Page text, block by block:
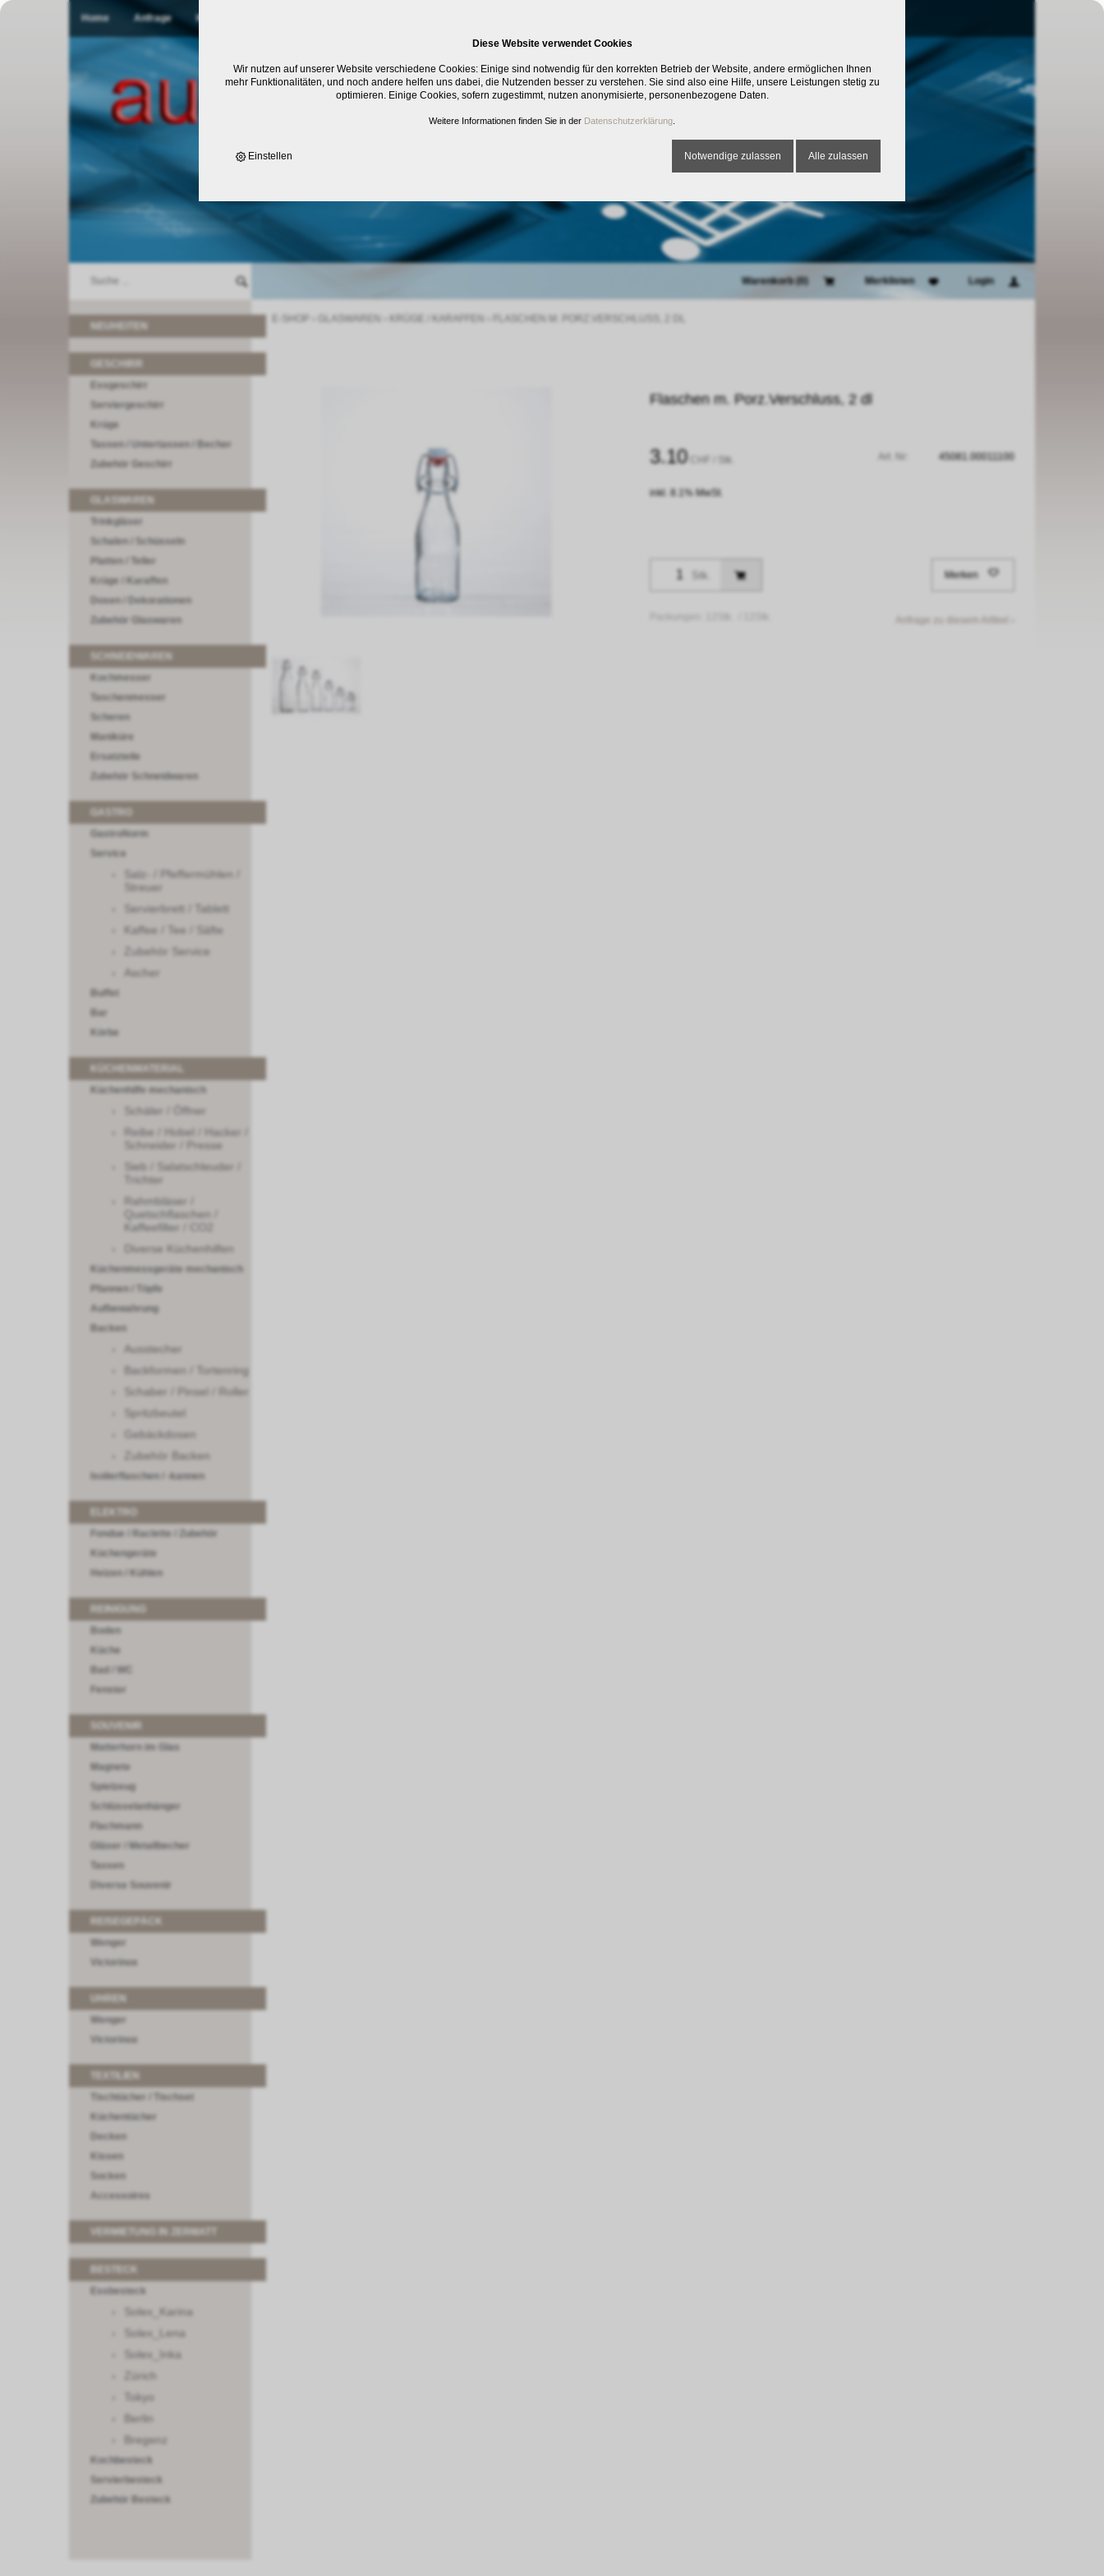
Home Anfrage Kontakt
Warenkorb (0 Merklisten Login
Essgeschirr
Serviergeschirr
Krüge
Tassen / Untertassen / Becher
Zubehör Geschirr
Trinkgläser
Schalen / Schüsseln
Platten / Teller
Krüge / Karaffen
Dosen / Dekorationen
Zubehör Glaswaren
Kochmesser
Taschenmesser
Scheren
Maniküre
Ersatzteile
Zubehör Schneidwaren
GastroNorm
Service
Salz- / Pfeffermühlen /
Streuer
Servierbrett / Tablett
Kaffee / Tee / Säfte
Zubehör Service
Ascher
Buffet
Bar
Körbe
KÜCHENMATERIAL
Küchenhilfe mechanisch
Schäler / Öffner
Reibe / Hobel / Hacker /
Schneider / Presse
Sieb / Salatschleuder /
Trichter
Rahmbläser /
Quetschflaschen /
Kaffeefilter / CO2
Diverse Küchenhilfen
Küchenmessgeräte mechanisch
Pfannen / Töpfe
Aufbewahrung
Backen
Ausstecher
Backformen / Tortenring
Schaber / Pinsel / Roller
Spritzbeutel
Gebäckdosen
Zubehör Backen
Isolierflaschen / -kannen
Fondue / Raclette / Zubehör
Küchengeräte
Heizen / Kühlen
REINIGUNG
Boden
Küche
Bad / WC
Fenster
Matterhorn im Glas
Magnete
Spielzeug
Schlüsselanhänger
Flachmann
Gläser / Metallbecher
Tassen
Diverse Souvenir
REISEGEPÄCK
Wenger
Victorinox
Wenger
Victorinox
Tischtücher / Tischset
Küchentücher
Decken
Kissen
Socken
Accessoires
VERMIETUNG IN ZERMATT
Essbesteck
Solex_Karina
Solex_Lena
Solex_Inka
Zürich
Tokyo
Berlin
Bregenz
Kochbesteck
Servierbesteck
Zubehör Besteck
FLASCHEN M. PORZ.VERSCHLUSS, 2 DL
Flaschen m. Porz.Verschluss, 2 dl
3.10 / Stk.
inkl. 8.1% MwSt.
45081.00011100
Stk. Merken
Anfrage zu diesem Artikel ›
Diese Website verwendet Cookies
Wir nutzen auf unserer Website verschiedene Cookies: Einige sind notwendig für den korrekten Betrieb der Website, andere ermöglichen Ihnen
mehr Funktionalitäten, und noch andere helfen uns dabei, die Nutzenden besser zu verstehen. Sie sind also eine Hilfe, unsere Leistungen stetig zu
optimieren. Einige Cookies, sofern zugestimmt, nutzen anonymisierte, personenbezogene Daten.
Weitere Informationen finden Sie in der Datenschutzerklärung
Einstellen Notwendige zulassen Alle zulassen